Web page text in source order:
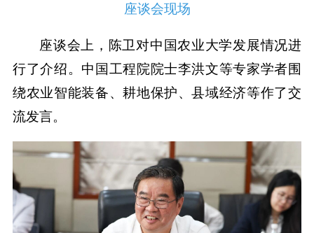
座谈会现场
座谈会上，陈卫对中国农业大学发展情况进
行了介绍。中国工程院院士李洪文等专家学者围
绕农业智能装备、耕地保护、县域经济等作了交
流发言。